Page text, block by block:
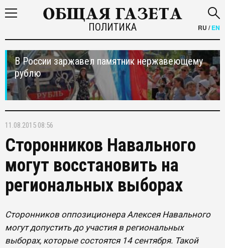
ПОЛИТИКА RU /EN
В России заржавел памятник нержавеющему
рублю
11.08.2015 08:56
Сторонников Навального
могут восстановить на
региональных выборах
Сторонников оппозиционера Алексея Навального
могут допустить до участия в региональных
выборах, которые состоятся 14 сентября. Такой